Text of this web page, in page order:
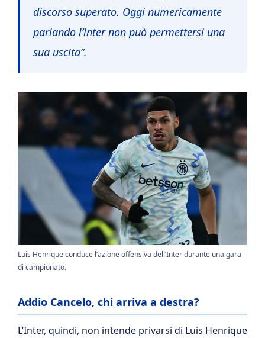
discorso superato. Oggi numericamente
parlando l’inter non può permettersi una
sua uscita”.
Luis Henrique conduce l’azione offensiva dell’Inter durante una gara
di campionato.
Addio Cancelo, chi arriva a destra?
L’Inter, quindi, non intende privarsi di Luis Henrique